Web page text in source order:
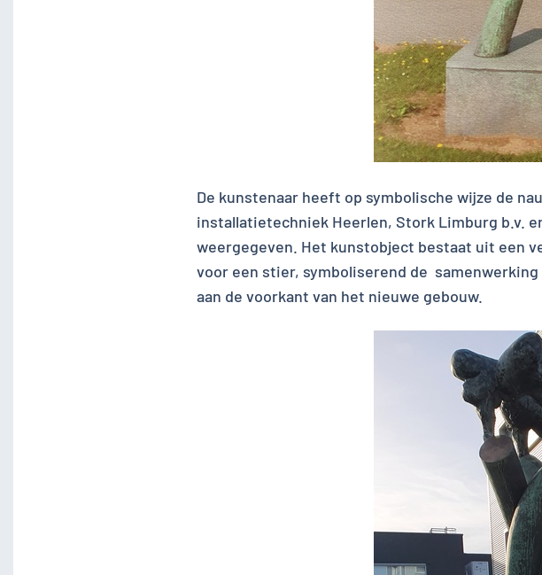
De kunstenaar heeft op symbolische wijze de
installatietechniek Heerlen, Stork Limburg b.v.
weergegeven. Het kunstobject bestaat uit een
voor een stier, symboliserend de
aan de voorkant van het nieuwe gebouw.